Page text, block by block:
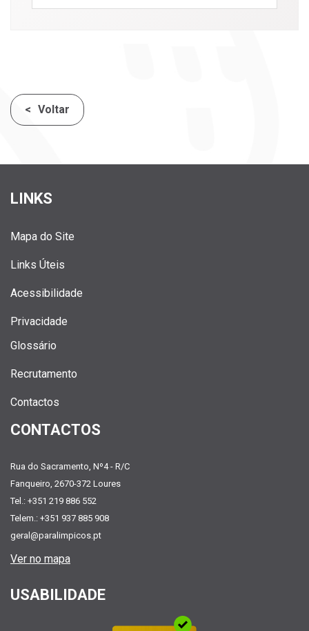
Voltar
LINKS
Mapa do Site
Links Úteis
Acessibilidade
Privacidade
Glossário
Recrutamento
Contactos
CONTACTOS
Rua do Sacramento, Nº4 - R/C
Fanqueiro, 2670-372 Loures
Tel.: +351 219 886 552
Telem.: +351 937 885 908
geral@paralimpicos.pt
Ver no mapa
USABILIDADE